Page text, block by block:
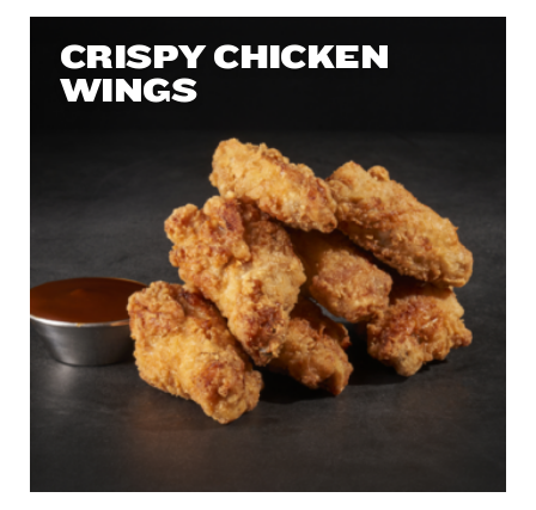
CRISPY CHICKEN
WINGS